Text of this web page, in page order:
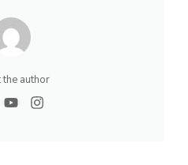
author